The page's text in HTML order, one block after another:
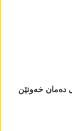
دەمان خەونێن